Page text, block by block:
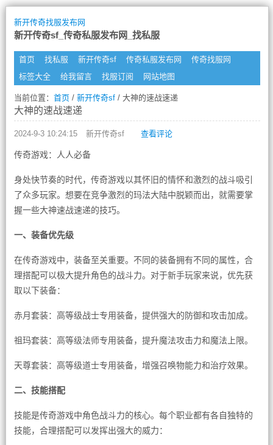
新开传奇找服发布网
新开传奇sf_传奇私服发布网_找私服
首页 找私服 新开传奇sf 传奇私服发布网
传奇找服网
标签大全
给我留言 找服订阅 网站地图
当前位置： 首页/ 新开传奇sf/ 大神的速战速递
大神的速战速递
2024-9-3 10:24:15 新开传奇sf 查看评论
传奇游戏：人人必备
身处快节奏的时代，传奇游戏以其怀旧的情怀和激烈的战斗吸引
了众多玩家。想要在竞争激烈的玛法大陆中脱颖而出，就需要掌
握一些大神速战速递的技巧。
一、装备优先级
在传奇游戏中，装备至关重要。不同的装备拥有不同的属性，合
理搭配可以极大提升角色的战斗力。对于新手玩家来说，优先获
取以下装备：
赤月套装：高等级战士专用装备，提供强大的防御和攻击加成。
祖玛套装：高等级法师专用装备，提升魔法攻击力和魔法上限。
天尊套装：高等级道士专用装备，增强召唤物能力和治疗效果。
二、技能搭配
技能是传奇游戏中角色战斗力的核心。每个职业都有各自独特的
技能，合理搭配可以发挥出强大的威力：